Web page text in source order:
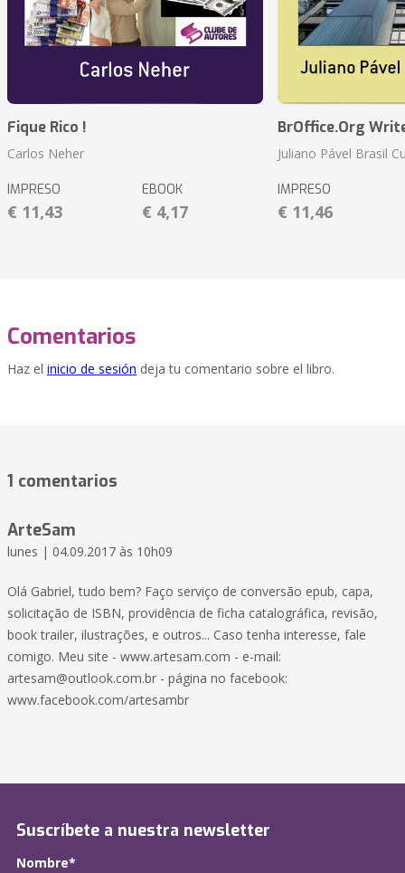
Fique Rico !
Carlos Neher
IMPRESO
€ 11,43
EBOOK
€ 4,17
BrOffice.Org
Juliano Pável Brasil
IMPRESO
€ 11,46
Comentarios
Haz el inicio de sesión deja tu comentario sobre el libro.
1 comentarios
ArteSam
lunes | 04.09.2017 às 10h09
Olá Gabriel, tudo bem? Faço serviço de conversão epub, capa,
solicitação de ISBN, providência de ficha catalográfica, revisão,
book trailer, ilustrações, e outros... Caso tenha interesse, fale
comigo. Meu site - www.artesam.com - e-mail:
artesam@outlook.com.br - página no facebook:
www.facebook.com/artesambr
Suscríbete a nuestra newsletter
Nombre*